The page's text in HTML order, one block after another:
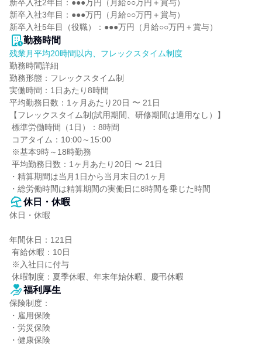
新卒入社2年目：●●●万円（月給○○万円＋賞与）
新卒入社3年目：●●●万円（月給○○万円＋賞与）
新卒入社5年目（役職）：●●●万円（月給○○万円＋賞与）
勤務時間
残業月平均20時間以内、フレックスタイム制度
勤務時間詳細
勤務形態：フレックスタイム制
実働時間：1日あたり8時間
平均勤務日数：1ヶ月あたり20日 〜 21日
【フレックスタイム制(試用期間、研修期間は適用なし）】
・精算期間は当月1日から当月末日の1ヶ月
・総労働時間は精算期間の実働日に8時間を乗じた時間
休日・休暇
休日・休暇
年間休日：121日
休暇制度：夏季休暇、年末年始休暇、慶弔休暇
福利厚生
保険制度：
・雇用保険
・労災保険
・健康保険